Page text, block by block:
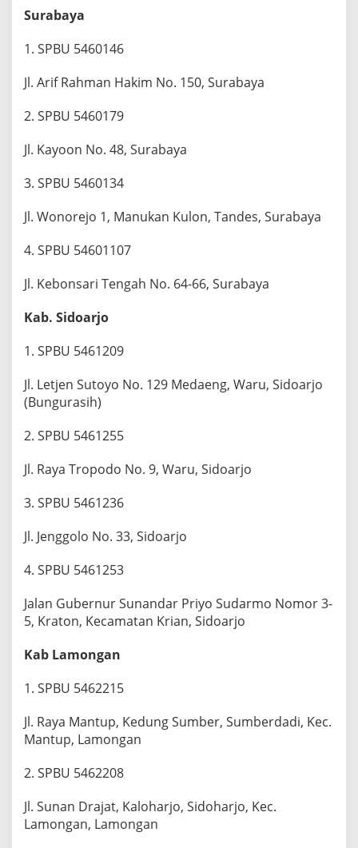
Surabaya
1. SPBU 5460146
Jl. Arif Rahman Hakim No. 150, Surabaya
2. SPBU 5460179
Jl. Kayoon No. 48, Surabaya
3. SPBU 5460134
Jl. Wonorejo 1, Manukan Kulon, Tandes, Surabaya
4. SPBU 54601107
Jl. Kebonsari Tengah No. 64-66, Surabaya
Kab. Sidoarjo
1. SPBU 5461209
Jl. Letjen Sutoyo No. 129 Medaeng, Waru, Sidoarjo
(Bungurasih)
2. SPBU 5461255
Jl. Raya Tropodo No. 9, Waru, Sidoarjo
3. SPBU 5461236
Jl. Jenggolo No. 33, Sidoarjo
4. SPBU 5461253
Jalan Gubernur Sunandar Priyo Sudarmo Nomor 3-
5, Kraton, Kecamatan Krian, Sidoarjo
Kab Lamongan
1. SPBU 5462215
Jl. Raya Mantup, Kedung Sumber, Sumberdadi, Kec.
Mantup, Lamongan
2. ⁠SPBU 5462208
Jl. Sunan Drajat, Kaloharjo, Sidoharjo, Kec.
Lamongan, Lamongan